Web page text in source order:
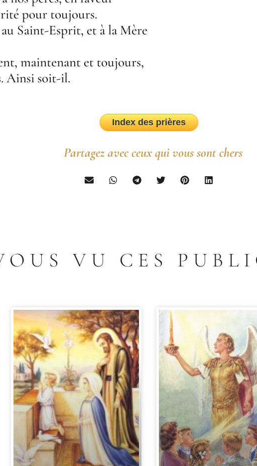
pour toujours.
Saint-Esprit, et à la Mère
maintenant et toujours,
Ainsi soit-il.
Index des prières
Partagez avec ceux qui vous sont chers
VU CES